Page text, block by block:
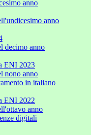
anno
anno
decimo anno
ENI 2023
nono anno
in italiano
ENI 2022
anno
digitali